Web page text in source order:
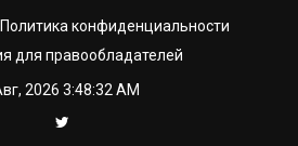
Политика конфиденциальности
для правообладателей
2026 3:48:33 AM